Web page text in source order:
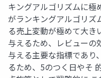
キングアルゴリズムに極
がランキングアルゴリズ
る売上変動が極めて大き
与えるため、レビューの
与える主要な指標であり
るため、5のつく日やそ